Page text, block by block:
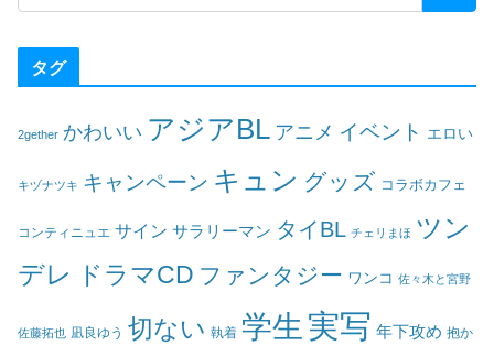
タグ
2gether かわいい アジアBL アニメ イベント エロい
キヅナツキ キャンペーン キュン グッズ コラボカフェ
コンティニュエ サイン サラリーマン タイBL チェリまほ ツン
デレ ドラマCD ファンタジー ワンコ 佐々木と宮野
佐藤拓也 凪良ゆう 切ない 執着 学生 実写 年下攻め 抱か